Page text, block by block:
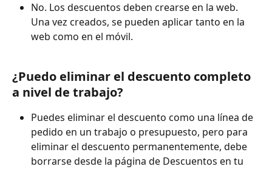
No. Los descuentos deben crearse en la web.
Una vez creados, se pueden aplicar tanto en la
web como en el móvil.
¿Puedo eliminar el descuento completo
a nivel de trabajo?
Puedes eliminar el descuento como una línea de
pedido en un trabajo o presupuesto, pero para
eliminar el descuento permanentemente, debe
borrarse desde la página de Descuentos en tu